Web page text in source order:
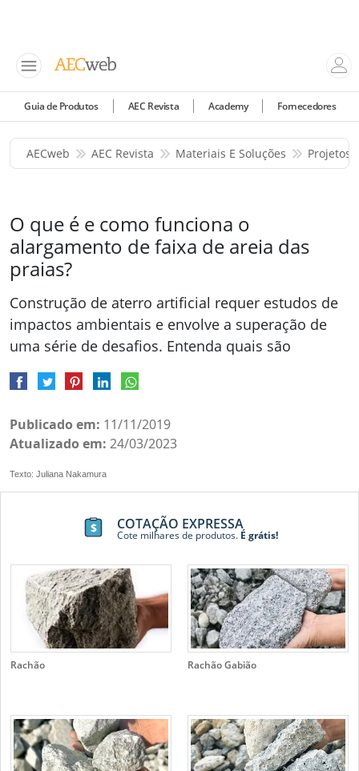
Guia de Produtos AEC Revista Academy Fornecedores
AECweb AEC Revista Materiais E Soluções Projetos
O que é e como funciona o
alargamento de faixa de areia das
praias?
Construção de aterro artificial requer estudos de
impactos ambientais e envolve a superação de
uma série de desafios. Entenda quais são
Publicado em: 11/11/2019
Atualizado em: 24/03/2023
Texto: Juliana Nakamura
COTAÇÃO EXPRESSA
Cote milhares de produtos.É grátis!
Rachão Rachão Gabião